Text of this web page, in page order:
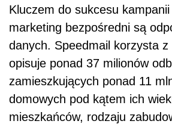
Kluczem do sukcesu
marketing bezpośredni są
danych. Speedmail korzysta
opisuje ponad 37 milionów
zamieszkujących ponad 11
domowych pod kątem ich
mieszkańców, rodzaju